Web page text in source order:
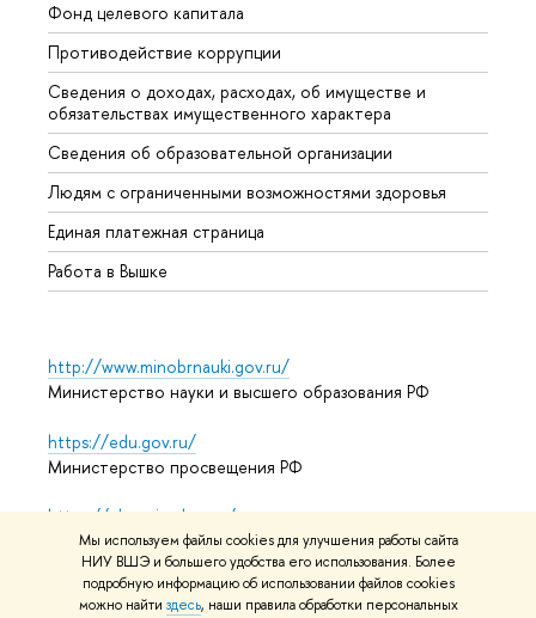
Мы используем файлы cookies для улучшения работы сайта
НИУ ВШЭ и большего удобства его использования. Более
подробную информацию об использовании файлов cookies
можно найти здесь, наши правила обработки персональных
Фонд целевого капитала
Противодействие коррупции
Сведения о доходах, расходах, об имуществе и
обязательствах имущественного характера
Сведения об образовательной организации
Людям с ограниченными возможностями здоровья
Единая платежная страница
Работа в Вышке
http://www.minobrnauki.gov.ru/
Министерство науки и высшего образования РФ
https://edu.gov.ru/
Министерство просвещения РФ
https://elearning.hse.ru/mooc
Массовые открытые онлайн-курсы